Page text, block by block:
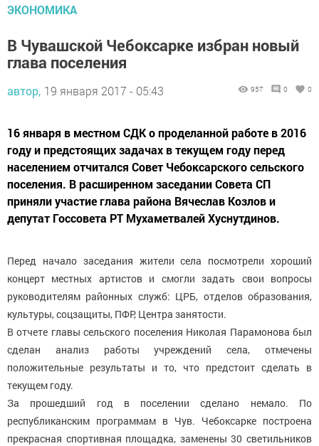
ЭКОНОМИКА
В Чувашской Чебоксарке избран новый
глава поселения
автор, 19 января 2017 - 05:43 957 0 0
16 января в местном СДК о проделанной работе в 2016
году и предстоящих задачах в текущем году перед
населением отчитался Совет Чебоксарского сельского
поселения. В расширенном заседании Совета СП
приняли участие глава района Вячеслав Козлов и
депутат Госсовета РТ Мухаметвалей Хуснутдинов.
Перед начало заседания жители села посмотрели хороший
концерт местных артистов и смогли задать свои вопросы
руководителям районных служб: ЦРБ, отделов образования,
культуры, соцзащиты, ПФР, Центра занятости.
В отчете главы сельского поселения Николая Парамонова был
сделан анализ работы учреждений села, отмечены
положительные результаты и то, что предстоит сделать в
текущем году.
За прошедший год в поселении сделано немало. По
республиканским программам в Чув. Чебоксарке построена
прекрасная спортивная площадка, заменены 30 светильников